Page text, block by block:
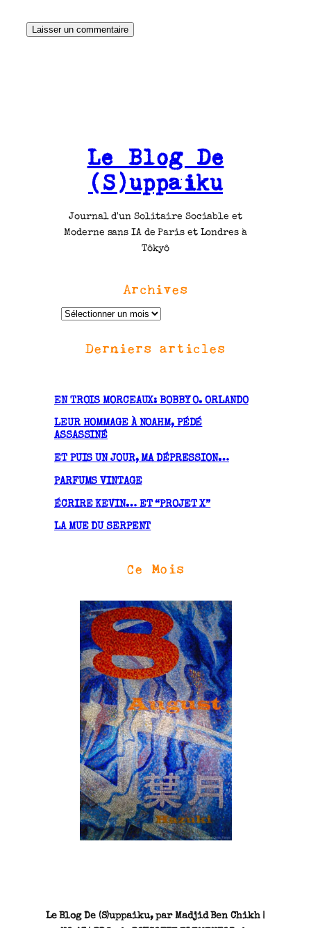
Le Blog De
(S)uppaiku
Journal d'un Solitaire Sociable et
Moderne sans IA de Paris et Londres à
Tôkyô
Archives
A
v
s
Derniers articles
EN TROIS MORCEAUX: BOBBY O. ORLANDO
LEUR HOMMAGE À NOAHM, PÉDÉ
ASSASSINÉ
ET PUIS UN JOUR, MA DÉPRESSION…
PARFUMS VINTAGE
ÉCRIRE KEVIN… ET “PROJET X”
LA MUE DU SERPENT
Ce Mois
Le Blog De (S)uppaiku, par Madjid Ben Chikh |